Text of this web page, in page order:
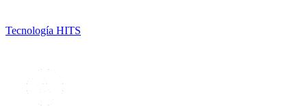
Tecnología HITS